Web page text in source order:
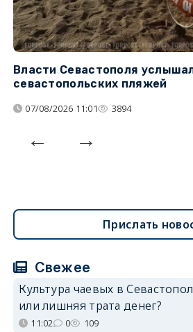
Власти Севастополя
севастопольских пляжей
07/08/2026 11:01 3894
Прислать
Свежее
Культура чаевых в
или лишняя трата денег?
11:02 0 109